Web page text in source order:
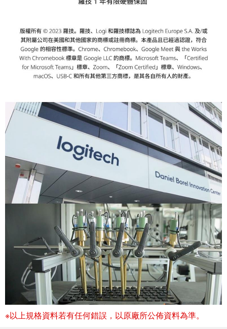
※以上規格資料若有任何錯誤，以原廠所公佈資料為準。